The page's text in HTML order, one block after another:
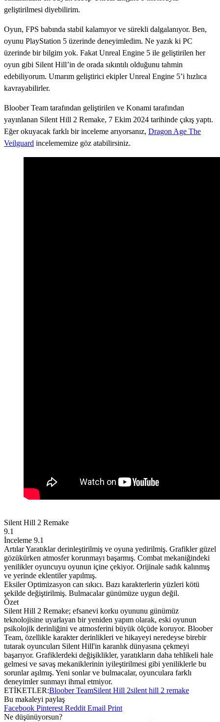
geliştirilmesi diyebilirim.
Oyun, FPS babında stabil kalamıyor ve sürekli dalgalanıyor. Ben,
oyunu PlayStation 5 üzerinde deneyimledim. Ne yazık ki PC
üzerinde bir bilgim yok. Fakat Unreal Engine 5 ile geliştirilen her
oyun gibi Silent Hill’in de orada sıkıntılı olduğunu tahmin
edebiliyorum. Umarım geliştirici ekipler Unreal Engine 5’i hızlıca
kavrayabilirler.
Bloober Team tarafından geliştirilen ve Konami tarafından
yayınlanan Silent Hill 2 Remake, 7 Ekim 2024 tarihinde çıkış yaptı.
Eğer okuyacak farklı bir inceleme arıyorsanız, Dragon Age The
Veilguard incelememize göz atabilirsiniz.
Silent Hill 2 Remake
9.1
İnceleme 9.1
ArtılarYaratıklar derinleştirilmiş ve oyuna yedirilmiş. Grafikler güzel
gözükürken atmosfer korunmayı başarmış. Combat mekaniğindeki
yenilikler oyuncuyu oyunun içine çekiyor. Orijinale sadık kalınmış
ve yerinde eklentiler yapılmış.
Eksiler Optimizasyon can sıkıcı. Bazı karakterlerin yüzleri kötü
şekilde değiştirilmiş. Bulmacalar günümüze uygun değil.
Özet
Silent Hill 2 Remake; efsanevi korku oyununu günümüz
teknolojisine uyarlayan bir yeniden yapım olarak, eski oyunun
psikolojik derinliğini ve atmosferini büyük ölçüde koruyor. Bloober
Team, özellikle karakter derinlikleri ve hikayeyi neredeyse birebir
tutarak oyuncuları Silent Hill'in karanlık dünyasına çekmeyi
başarıyor. Grafiklerdeki değişiklikler, yaratıkların daha tehlikeli hale
gelmesi ve savaş mekaniklerinin iyileştirilmesi gibi yeniliklerle bu
sorunlar aşılmış. Yeni sonlar ve bulmacalar, oyunculara farklı
deneyimler sunmayı ihmal etmiyor.
ETİKETLER:Bloober TeamSilent Hill 2silent hill 2 remake
Bu makaleyi paylaş
Facebook Pinterest Reddit Email Print
Ne düşünüyorsun?